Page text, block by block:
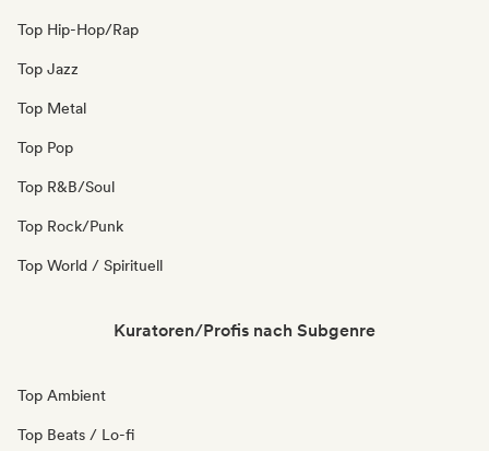
Top Hip-Hop/Rap
Top Jazz
Top Metal
Top Pop
Top R&B/Soul
Top Rock/Punk
Top World / Spirituell
Kuratoren/Profis nach Subgenre
Top Ambient
Top Beats / Lo-fi